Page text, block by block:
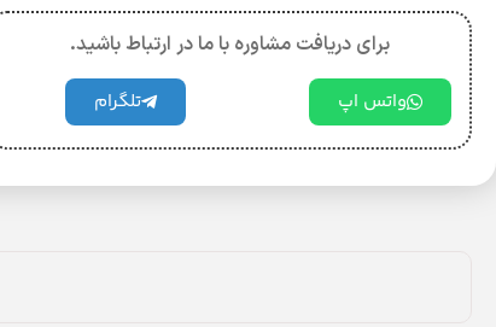
برای دریافت مشاوره با ما در ارتباط باشید.
واتس اپ تلگرام